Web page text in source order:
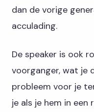
dan de vorige
acculading.
De speaker is ook
voorganger, wat je
probleem voor je
je als je hem in